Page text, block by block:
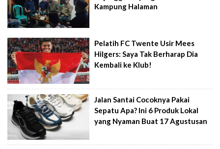
Kampung Halaman
Pelatih FC Twente Usir Mees
Hilgers: Saya Tak Berharap Dia
Kembali ke Klub!
Jalan Santai Cocoknya Pakai
Sepatu Apa? Ini 6 Produk Lokal
yang Nyaman Buat 17 Agustusan